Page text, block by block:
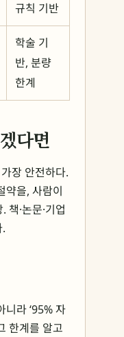
규칙 기반
학술 기
반, 분량
한계
다면
장 안전하다.
약을, 사람이
책·논문·기업
니라 ‘95% 자
한계를 알고